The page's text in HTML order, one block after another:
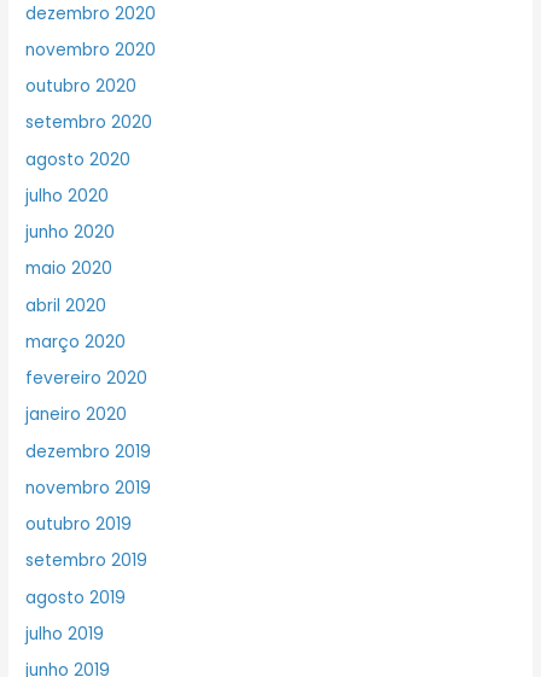
dezembro 2020
novembro 2020
outubro 2020
setembro 2020
agosto 2020
julho 2020
junho 2020
maio 2020
abril 2020
março 2020
fevereiro 2020
janeiro 2020
dezembro 2019
novembro 2019
outubro 2019
setembro 2019
agosto 2019
julho 2019
junho 2019